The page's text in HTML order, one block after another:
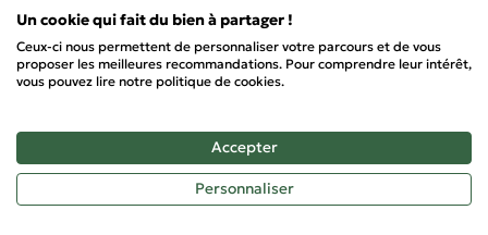
normes applicables en France
ATTENTION : Pour des raisons évidentes d’hygiène et
de protection de la santé, nos produits anti-acariens
droit de rétractation (article 221-28 du Code de la
Consommation). Seuls les produits à l’emballage
parfaitement intact et totalement scellé seront
acceptés en retour. Aucun échange ou
Un cookie qui fait du bien à partager !
Ceux-ci nous permettent de personnaliser votre parcours et de vous
proposer les meilleures recommandations. Pour comprendre leur intérêt,
vous pouvez lire notre politique de cookies.
Accepter
Personnaliser